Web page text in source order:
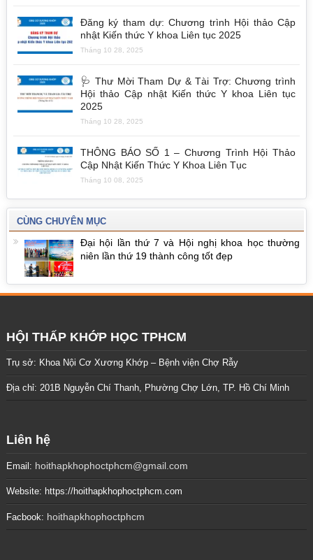
Đăng ký tham dự: Chương trình Hội thảo Cập
nhật Kiến thức Y khoa Liên tục 2025
Tháng 10 28, 2025
🩺 Thư Mời Tham Dự & Tài Trợ: Chương trình
Hội thảo Cập nhật Kiến thức Y khoa Liên tục
2025
Tháng 10 28, 2025
THÔNG BÁO SỐ 1 – Chương Trình Hội Thảo
Cập Nhật Kiến Thức Y Khoa Liên Tục
Tháng 10 08, 2025
CÙNG CHUYÊN MỤC
Đại hội lần thứ 7 và Hội nghị khoa học thường
niên lần thứ 19 thành công tốt đẹp
HỘI THẤP KHỚP HỌC TPHCM
Trụ sở: Khoa Nội Cơ Xương Khớp – Bệnh viện Chợ Rẫy
Địa chỉ: 201B Nguyễn Chí Thanh, Phường Chợ Lớn, TP. Hồ Chí Minh
Liên hệ
Email: hoithapkhophoctphcm@gmail.com
Website: https://hoithapkhophoctphcm.com
Facbook: hoithapkhophoctphcm